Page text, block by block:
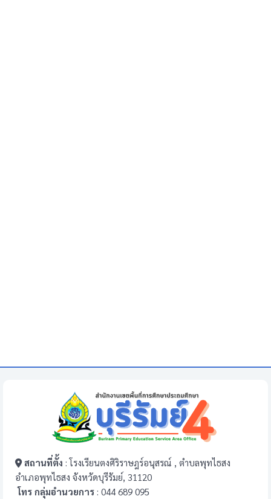
สถานที่ตั้ง : โรงเรียนตงศิริราษฎร์อนุสรณ์ , ตำบลพุทไธสง
อำเภอพุทไธสง จังหวัดบุรีรัมย์, 31120
โทร กลุ่มอำนวยการ : 044 689 095